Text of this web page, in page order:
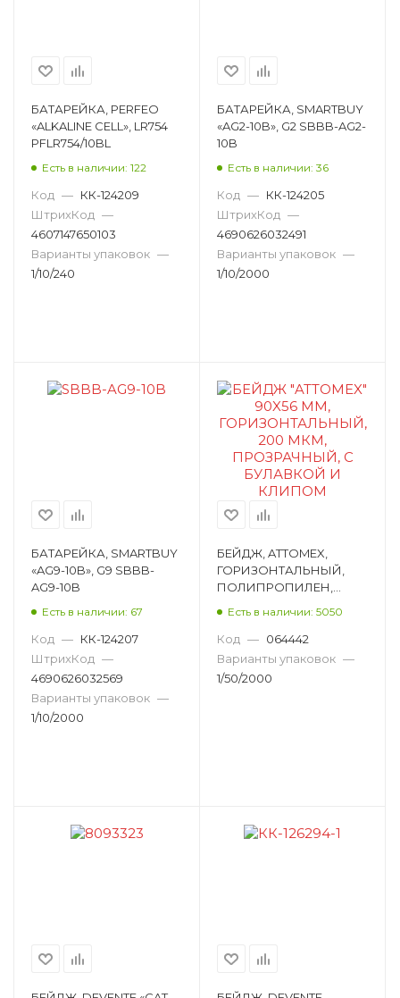
Скобы для степлера Скоросшиватель
Скрепки канцелярские Скрепочница
Стакан для ручек
Степлер мебельный Файлы
Чистящие салфетки
Чистящие салфетки для досок
Обложка Дело
Бумага линованная
БАТАРЕЙКА, PERFEO
«ALKALINE CELL», LR754
PFLR754/10BL
Есть в наличии: 122
Код — КК-124209
ШтрихКод —
4607147650103
Варианты упаковок —
1/10/240
БАТАРЕЙКА, SMARTBUY
«AG2-10B», G2 SBBB-AG2-
10B
Есть в наличии: 36
Код — КК-124205
ШтрихКод —
4690626032491
Варианты упаковок —
1/10/2000
БАТАРЕЙКА, SMARTBUY
«AG9-10B», G9 SBBB-
AG9-10B
Есть в наличии: 67
Код — КК-124207
ШтрихКод —
4690626032569
Варианты упаковок —
1/10/2000
БЕЙДЖ, ATTOMEX,
ГОРИЗОНТАЛЬНЫЙ,
ПОЛИПРОПИЛЕН,
Есть в наличии: 5050
Код — 064442
Варианты упаковок —
1/50/2000